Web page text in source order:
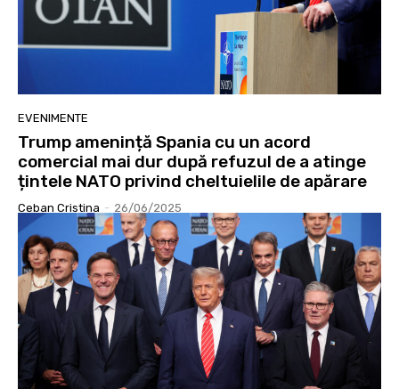
EVENIMENTE
Trump amenință Spania cu un acord
comercial mai dur după refuzul de a atinge
țintele NATO privind cheltuielile de apărare
Ceban Cristina - 26/06/2025